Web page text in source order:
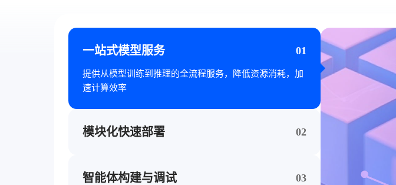
一站式模型服务 01
提供从模型训练到推理的全流程服务，降低资源消耗，加
速计算效率
模块化快速部署 02
不同场景需求
智能体构建与调试 03